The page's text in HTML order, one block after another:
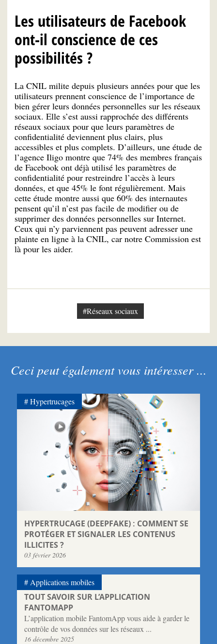
Les utilisateurs de Facebook
ont-il conscience de ces
possibilités ?
La CNIL milite depuis plusieurs années pour que les
utilisateurs prennent conscience de l’importance de
bien gérer leurs données personnelles sur les réseaux
sociaux. Elle s’est aussi rapprochée des différents
réseaux sociaux pour que leurs paramètres de
confidentialité deviennent plus clairs, plus
accessibles et plus complets. D’ailleurs, une étude de
l’agence Iligo montre que 74% des membres français
de Facebook ont déjà utilisé les paramètres de
confidentialité pour restreindre l’accès à leurs
données, et que 45% le font régulièrement. Mais
cette étude montre aussi que 60% des internautes
pensent qu’il n’est pas facile de modifier ou de
supprimer des données personnelles sur Internet.
Ceux qui n’y parviennent pas peuvent adresser une
plainte en ligne à la CNIL, car notre Commission est
là pour les aider.
#Réseaux sociaux
Ceci peut également vous intéresser ...
HYPERTRUCAGE (DEEPFAKE) : COMMENT SE
PROTÉGER ET SIGNALER LES CONTENUS
ILLICITES ?
03 février 2026
Hypertrucages
TOUT SAVOIR SUR L’APPLICATION
FANTOMAPP
L’application mobile FantomApp vous aide à garder le
contrôle de vos données sur les réseaux ...
16 décembre 2025
Applications mobiles